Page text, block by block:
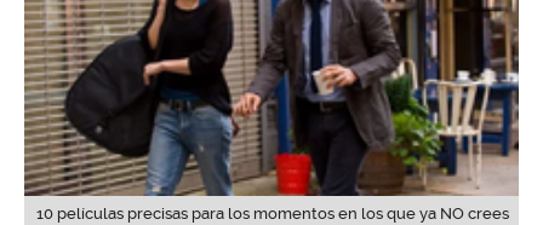
10 películas precisas para los momentos en los que ya NO crees